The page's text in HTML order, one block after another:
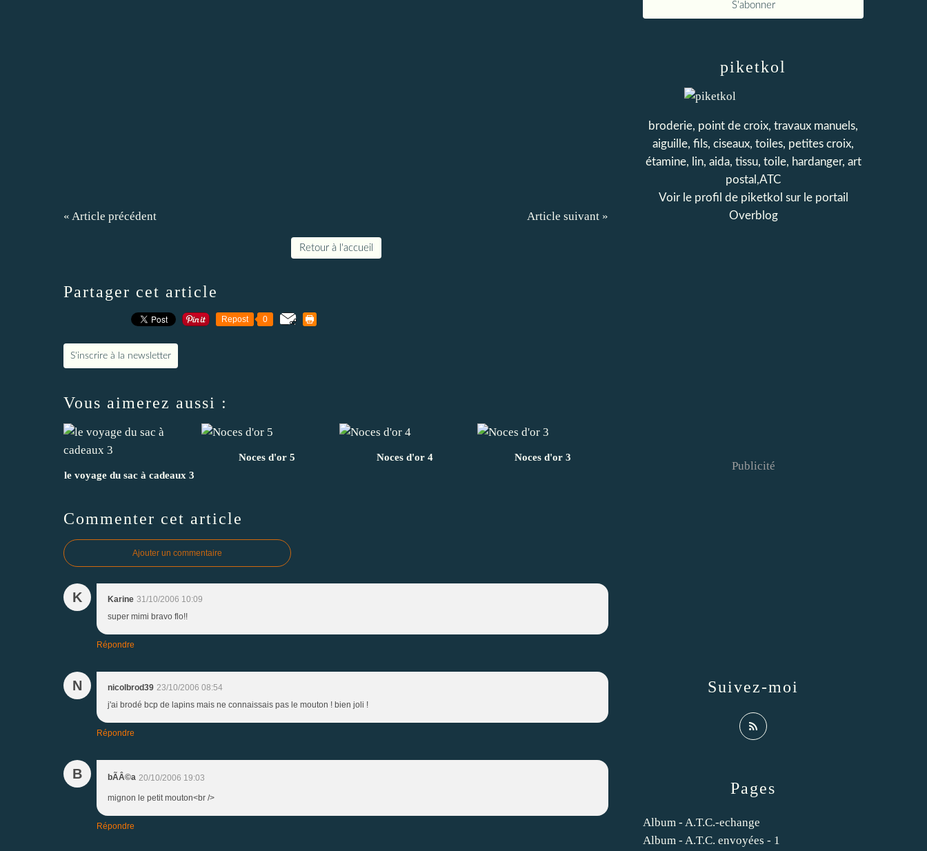
« Article précédent Article suivant »
Retour à l'accueil
Partager cet article
Repost 0
S'inscrire à la newsletter
Vous aimerez aussi :
le voyage du sac à cadeaux 3
Noces d'or 5 Noces d'or 4 Noces d'or 3
Commenter cet article
Ajouter un commentaire
K Karine 31/10/2006 10:09
super mimi bravo flo!!
Répondre
N nicolbrod39 23/10/2006 08:54
j'ai brodé bcp de lapins mais ne connaissais pas le mouton ! bien joli !
Répondre
B bÃÂ©a 20/10/2006 19:03
mignon le petit mouton<br />
Répondre
Pages
Album - A.T.C.-echange
Album - A.T.C. envoyées - 1
piketkol
broderie, point de croix, travaux manuels,
aiguille, fils, ciseaux, toiles, petites croix,
étamine, lin, aida, tissu, toile, hardanger, art
postal,ATC
Voir le profil de piketkol sur le portail
Overblog
Suivez-moi
Publicité